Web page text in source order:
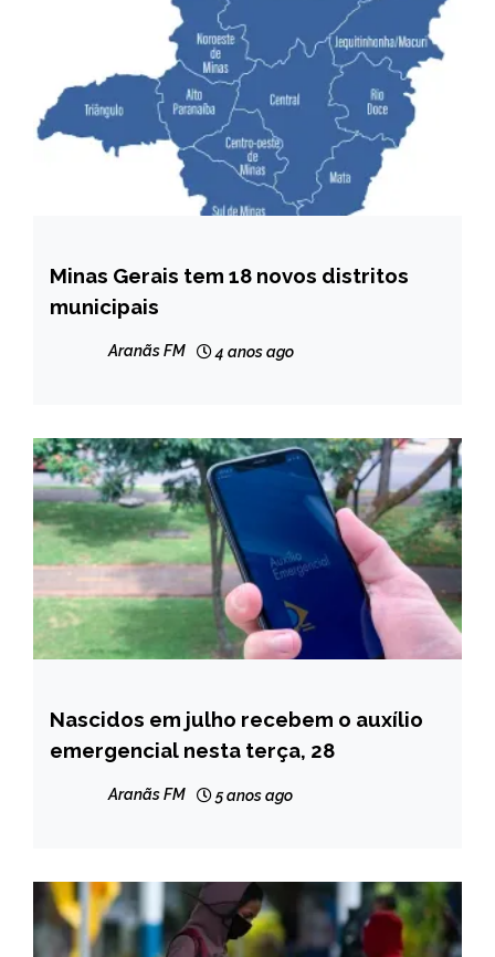
MINAS
GERAIS
NOTÍCIAS
Minas Gerais tem 18 novos distritos
municipais
Aranãs FM 4 anos ago
NOTÍCIAS
Nascidos em julho recebem o auxílio
emergencial nesta terça, 28
Aranãs FM 5 anos ago